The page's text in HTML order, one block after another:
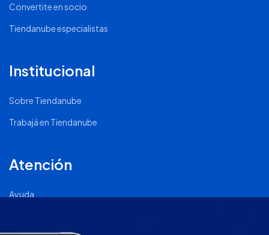
Convertite en socio
Tiendanube especialistas
Institucional
Sobre Tiendanube
Trabajá en Tiendanube
Atención
Ayuda